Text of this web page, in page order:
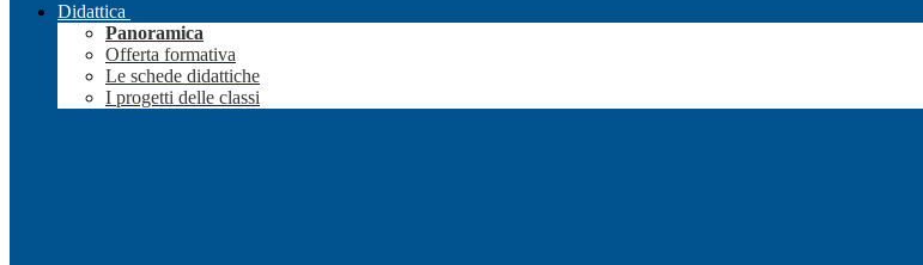
Didattica
Panoramica
Offerta formativa
Le schede didattiche
I progetti delle classi